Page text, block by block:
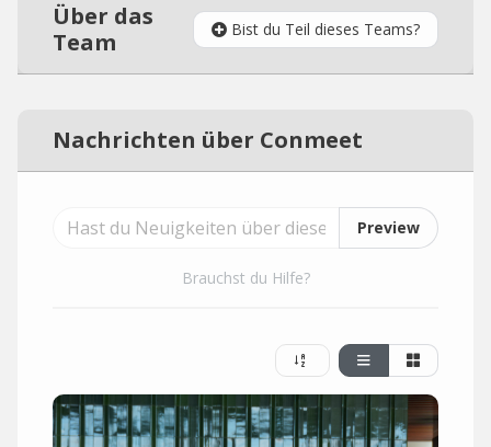
Über das
Team
Bist du Teil dieses Teams?
Nachrichten über Conmeet
Preview
Brauchst du Hilfe?